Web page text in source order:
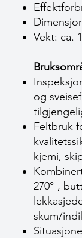
Vekt: ca.
og
Feltbruk
kjemi,
270°-,
skum/